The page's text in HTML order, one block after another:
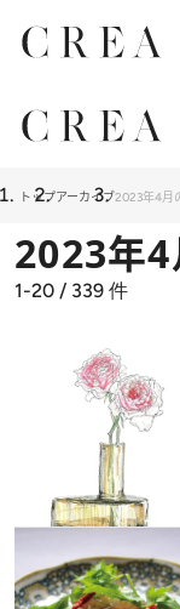
トップアーカイブ2023年4月
2023年4
1-20 / 339 件